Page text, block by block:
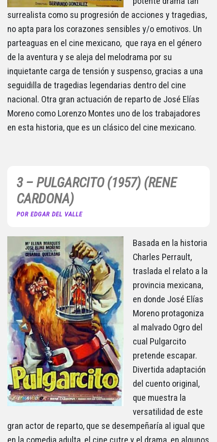
surrealista como su progresión de acciones y tragedias,
no apta para los corazones sensibles y/o emotivos. Un
parteaguas en el cine mexicano, que raya en el género
de la aventura y se aleja del melodrama por su
inquietante carga de tensión y suspenso, gracias a una
seguidilla de tragedias legendarias dentro del cine
nacional. Otra gran actuación de reparto de José Elías
Moreno como Lorenzo Montes uno de los trabajadores
en esta historia, que es un clásico del cine mexicano.
3 – PULGARCITO (1957) (RENE
CARDONA)
POR EDGAR DEL VALLE
Basada en la historia
Charles Perrault,
traslada el relato a la
provincia mexicana,
en donde José Elías
Moreno protagoniza
al malvado Ogro del
cual Pulgarcito
pretende escapar.
Divertida adaptación
del cuento original,
que muestra la
versatilidad de este
gran actor de reparto, que se desempeñaría al igual que